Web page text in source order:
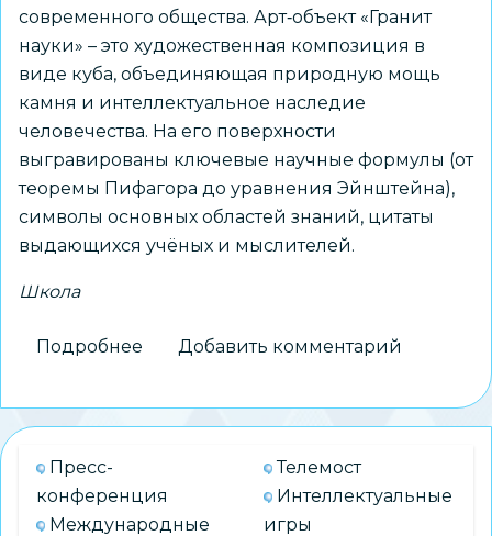
современного общества. Арт‑объект «Гранит
науки» – это художественная композиция в
виде куба, объединяющая природную мощь
камня и интеллектуальное наследие
человечества. На его поверхности
выгравированы ключевые научные формулы (от
теоремы Пифагора до уравнения Эйнштейна),
символы основных областей знаний, цитаты
выдающихся учёных и мыслителей.
Школа
Подробнее
символ
знаний
в
Новосибирске
Добавить комментарий
Пресс-
конференция
Международные
Телемост
Интеллектуальные
игры